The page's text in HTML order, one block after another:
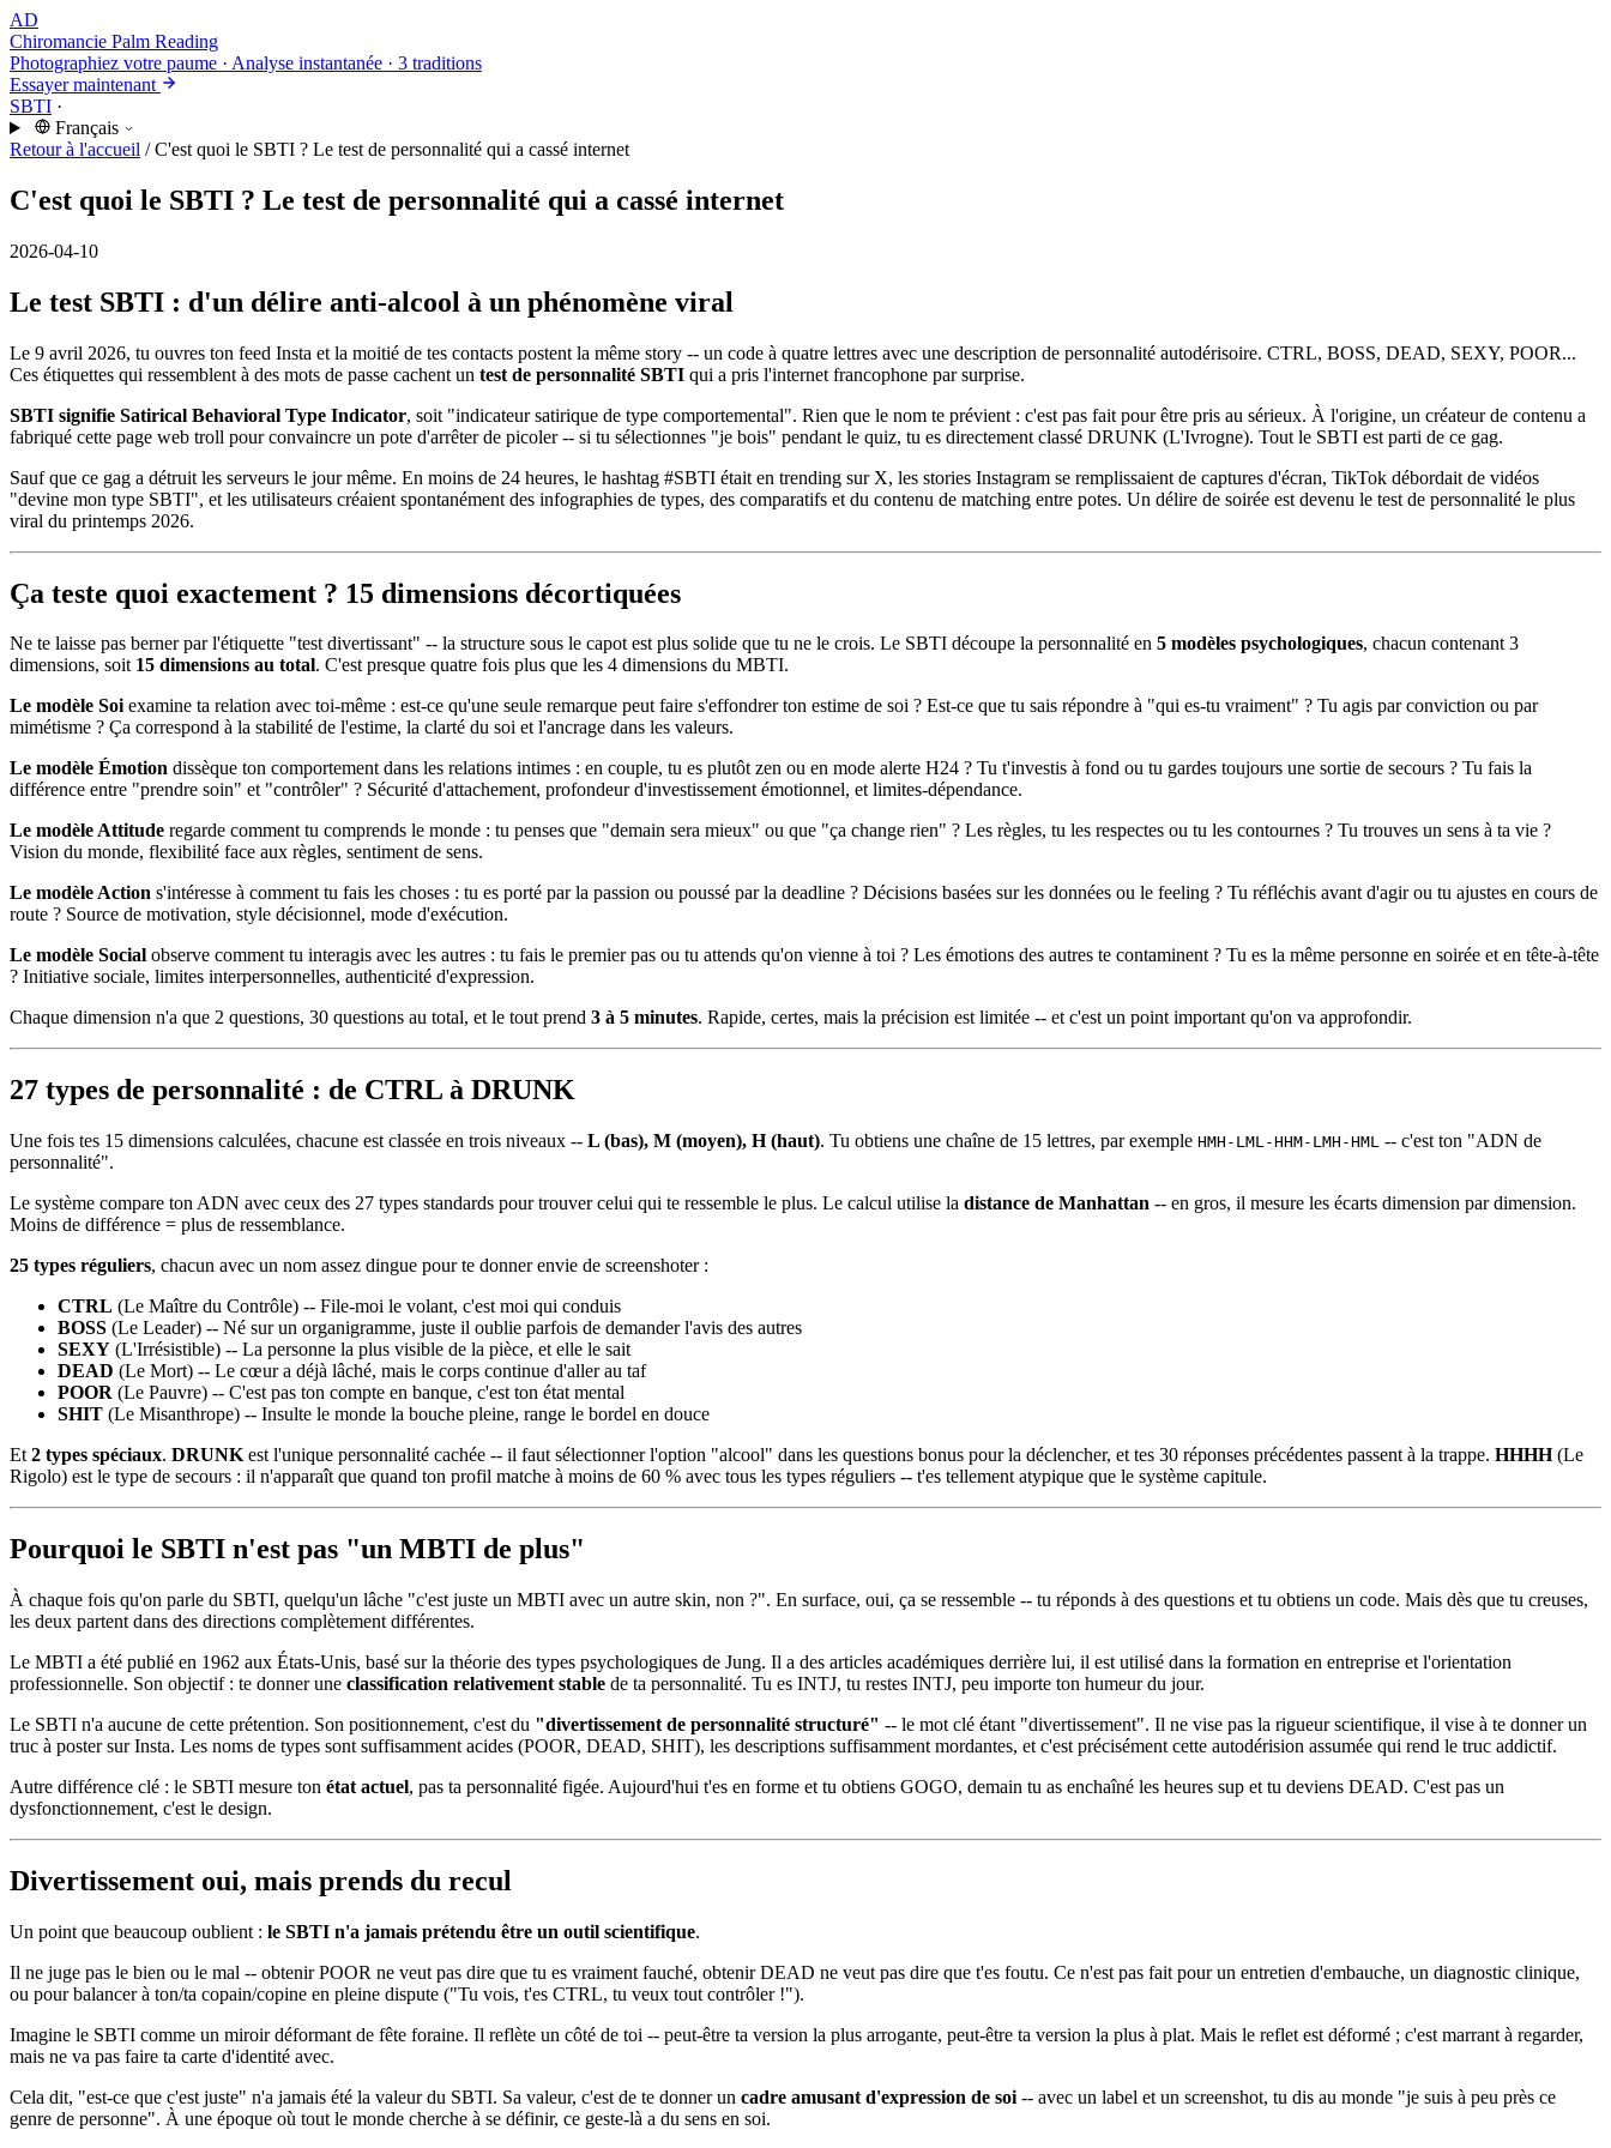
AD
Chiromancie Palm Reading
Photographiez votre paume · Analyse instantanée · 3 traditions
Essayer maintenant
SBTI ·
Français
Retour à l'accueil / C'est quoi le SBTI ? Le test de personnalité qui a cassé internet
C'est quoi le SBTI ? Le test de personnalité qui a cassé internet
2026-04-10
Le test SBTI : d'un délire anti-alcool à un phénomène viral
Le 9 avril 2026, tu ouvres ton feed Insta et la moitié de tes contacts postent la même story -- un code à quatre lettres avec une description de personnalité autodérisoire. CTRL, BOSS, DEAD, SEXY, POOR...
Ces étiquettes qui ressemblent à des mots de passe cachent un test de personnalité SBTI qui a pris l'internet francophone par surprise.
SBTI signifie Satirical Behavioral Type Indicator, soit "indicateur satirique de type comportemental". Rien que le nom te prévient : c'est pas fait pour être pris au sérieux. À l'origine, un créateur de contenu a
fabriqué cette page web troll pour convaincre un pote d'arrêter de picoler -- si tu sélectionnes "je bois" pendant le quiz, tu es directement classé DRUNK (L'Ivrogne). Tout le SBTI est parti de ce gag.
Sauf que ce gag a détruit les serveurs le jour même. En moins de 24 heures, le hashtag #SBTI était en trending sur X, les stories Instagram se remplissaient de captures d'écran, TikTok débordait de vidéos
"devine mon type SBTI", et les utilisateurs créaient spontanément des infographies de types, des comparatifs et du contenu de matching entre potes. Un délire de soirée est devenu le test de personnalité le plus
viral du printemps 2026.
Ça teste quoi exactement ? 15 dimensions décortiquées
Ne te laisse pas berner par l'étiquette "test divertissant" -- la structure sous le capot est plus solide que tu ne le crois. Le SBTI découpe la personnalité en 5 modèles psychologiques, chacun contenant 3
dimensions, soit 15 dimensions au total. C'est presque quatre fois plus que les 4 dimensions du MBTI.
Le modèle Soiexamine ta relation avec toi-même : est-ce qu'une seule remarque peut faire s'effondrer ton estime de soi ? Est-ce que tu sais répondre à "qui es-tu vraiment" ? Tu agis par conviction ou par
mimétisme ? Ça correspond à la stabilité de l'estime, la clarté du soi et l'ancrage dans les valeurs.
Le modèle Émotion dissèque ton comportement dans les relations intimes : en couple, tu es plutôt zen ou en mode alerte H24 ? Tu t'investis à fond ou tu gardes toujours une sortie de secours ? Tu fais la
différence entre "prendre soin" et "contrôler" ? Sécurité d'attachement, profondeur d'investissement émotionnel, et limites-dépendance.
Le modèle Attitude regarde comment tu comprends le monde : tu penses que "demain sera mieux" ou que "ça change rien" ? Les règles, tu les respectes ou tu les contournes ? Tu trouves un sens à ta vie ?
Vision du monde, flexibilité face aux règles, sentiment de sens.
Le modèle Action s'intéresse à comment tu fais les choses : tu es porté par la passion ou poussé par la deadline ? Décisions basées sur les données ou le feeling ? Tu réfléchis avant d'agir ou tu ajustes en cours de
route ? Source de motivation, style décisionnel, mode d'exécution.
Le modèle Social observe comment tu interagis avec les autres : tu fais le premier pas ou tu attends qu'on vienne à toi ? Les émotions des autres te contaminent ? Tu es la même personne en soirée et en tête-à-tête
? Initiative sociale, limites interpersonnelles, authenticité d'expression.
Chaque dimension n'a que 2 questions, 30 questions au total, et le tout prend 3 à 5 minutes. Rapide, certes, mais la précision est limitée -- et c'est un point important qu'on va approfondir.
27 types de personnalité : de CTRL à DRUNK
Une fois tes 15 dimensions calculées, chacune est classée en trois niveaux -- L (bas), M (moyen), H (haut). Tu obtiens une chaîne de 15 lettres, par exemple HMH-LML-HHM-LMH-HML -- c'est ton "ADN de
personnalité".
Le système compare ton ADN avec ceux des 27 types standards pour trouver celui qui te ressemble le plus. Le calcul utilise la distance de Manhattan -- en gros, il mesure les écarts dimension par dimension.
Moins de différence = plus de ressemblance.
25 types réguliers, chacun avec un nom assez dingue pour te donner envie de screenshoter :
CTRL (Le Maître du Contrôle) -- File-moi le volant, c'est moi qui conduis
BOSS (Le Leader) -- Né sur un organigramme, juste il oublie parfois de demander l'avis des autres
SEXY (L'Irrésistible) -- La personne la plus visible de la pièce, et elle le sait
DEAD (Le Mort) -- Le cœur a déjà lâché, mais le corps continue d'aller au taf
POOR (Le Pauvre) -- C'est pas ton compte en banque, c'est ton état mental
SHIT (Le Misanthrope) -- Insulte le monde la bouche pleine, range le bordel en douce
Et 2 types spéciaux. DRUNK est l'unique personnalité cachée -- il faut sélectionner l'option "alcool" dans les questions bonus pour la déclencher, et tes 30 réponses précédentes passent à la trappe. HHHH(Le
Rigolo) est le type de secours : il n'apparaît que quand ton profil matche à moins de 60 % avec tous les types réguliers -- t'es tellement atypique que le système capitule.
Pourquoi le SBTI n'est pas "un MBTI de plus"
À chaque fois qu'on parle du SBTI, quelqu'un lâche "c'est juste un MBTI avec un autre skin, non ?". En surface, oui, ça se ressemble -- tu réponds à des questions et tu obtiens un code. Mais dès que tu creuses,
les deux partent dans des directions complètement différentes.
Le MBTI a été publié en 1962 aux États-Unis, basé sur la théorie des types psychologiques de Jung. Il a des articles académiques derrière lui, il est utilisé dans la formation en entreprise et l'orientation
professionnelle. Son objectif : te donner une classification relativement stable de ta personnalité. Tu es INTJ, tu restes INTJ, peu importe ton humeur du jour.
Le SBTI n'a aucune de cette prétention. Son positionnement, c'est du "divertissement de personnalité structuré" -- le mot clé étant "divertissement". Il ne vise pas la rigueur scientifique, il vise à te donner un
truc à poster sur Insta. Les noms de types sont suffisamment acides (POOR, DEAD, SHIT), les descriptions suffisamment mordantes, et c'est précisément cette autodérision assumée qui rend le truc addictif.
Autre différence clé : le SBTI mesure ton état actuel, pas ta personnalité figée. Aujourd'hui t'es en forme et tu obtiens GOGO, demain tu as enchaîné les heures sup et tu deviens DEAD. C'est pas un
dysfonctionnement, c'est le design.
Divertissement oui, mais prends du recul
Un point que beaucoup oublient : le SBTI n'a jamais prétendu être un outil scientifique.
Il ne juge pas le bien ou le mal -- obtenir POOR ne veut pas dire que tu es vraiment fauché, obtenir DEAD ne veut pas dire que t'es foutu. Ce n'est pas fait pour un entretien d'embauche, un diagnostic clinique,
ou pour balancer à ton/ta copain/copine en pleine dispute ("Tu vois, t'es CTRL, tu veux tout contrôler !").
Imagine le SBTI comme un miroir déformant de fête foraine. Il reflète un côté de toi -- peut-être ta version la plus arrogante, peut-être ta version la plus à plat. Mais le reflet est déformé ; c'est marrant à regarder,
mais ne va pas faire ta carte d'identité avec.
Cela dit, "est-ce que c'est juste" n'a jamais été la valeur du SBTI. Sa valeur, c'est de te donner un cadre amusant d'expression de soi -- avec un label et un screenshot, tu dis au monde "je suis à peu près ce
genre de personne". À une époque où tout le monde cherche à se définir, ce geste-là a du sens en soi.